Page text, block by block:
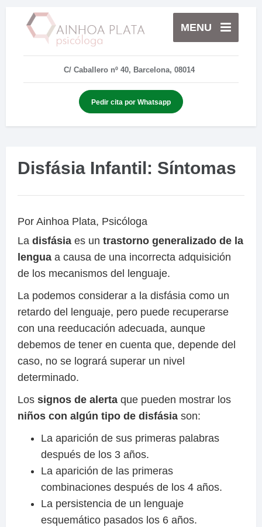
MENU
C/ Caballero nº 40, Barcelona, 08014
Pedir cita por Whatsapp
Disfásia Infantil: Síntomas
Por Ainhoa Plata, Psicóloga
La disfásia es un trastorno generalizado de la
lengua a causa de una incorrecta adquisición
de los mecanismos del lenguaje.
La podemos considerar a la disfásia como un
retardo del lenguaje, pero puede recuperarse
con una reeducación adecuada, aunque
debemos de tener en cuenta que, depende del
caso, no se logrará superar un nivel
determinado.
Los signos de alerta que pueden mostrar los
niños con algún tipo de disfásia son:
La aparición de sus primeras palabras
después de los 3 años.
La aparición de las primeras
combinaciones después de los 4 años.
La persistencia de un lenguaje
esquemático pasados los 6 años.